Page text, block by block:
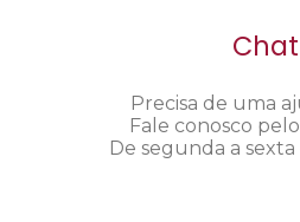
Chat
Precisa de uma
Fale conosco
De segunda a sexta